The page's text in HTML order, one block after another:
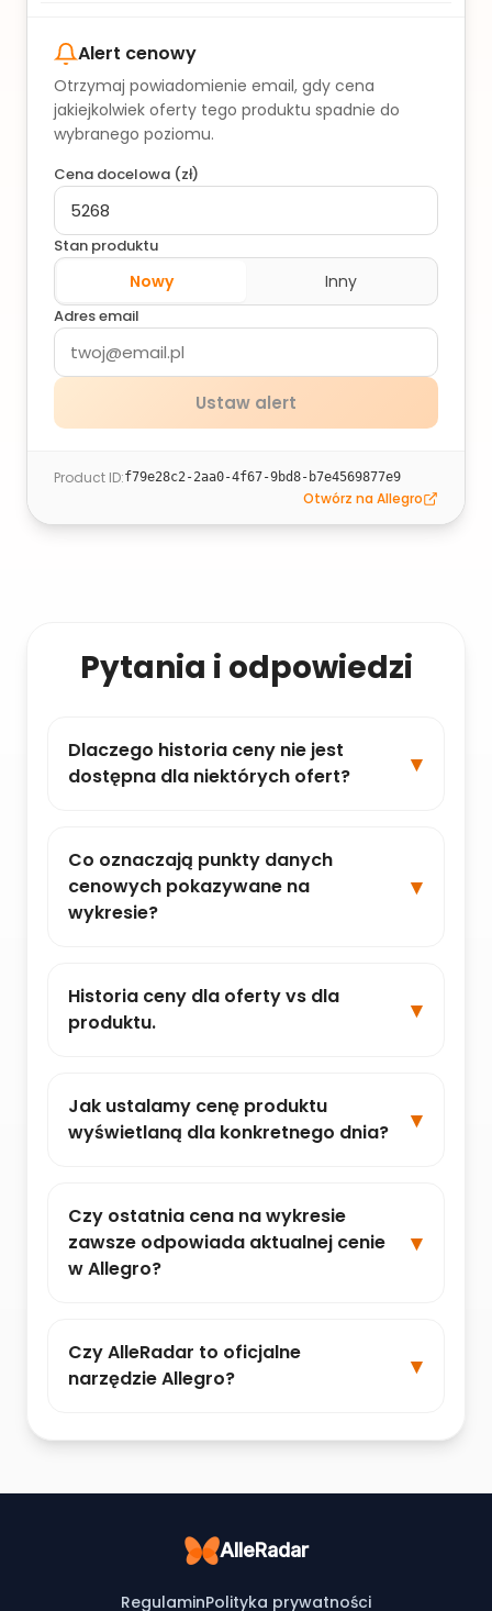
Alert cenowy
Otrzymaj powiadomienie email, gdy cena
jakiejkolwiek oferty tego produktu spadnie do
wybranego poziomu.
Cena docelowa (zł)
Stan produktu
Nowy Inny
Adres email
Ustaw alert
Product ID:f79e28c2-2aa0-4f67-9bd8-b7e4569877e9
Otwórz na Allegro
Pytania i odpowiedzi
Dlaczego historia ceny nie jest
dostępna dla niektórych ofert?
Co oznaczają punkty danych
cenowych pokazywane na
wykresie?
Historia ceny dla oferty vs dla
produktu.
Jak ustalamy cenę produktu
wyświetlaną dla konkretnego dnia?
Czy ostatnia cena na wykresie
zawsze odpowiada aktualnej cenie
w Allegro?
Czy AlleRadar to oficjalne
narzędzie Allegro?
AlleRadar
RegulaminPolityka prywatności